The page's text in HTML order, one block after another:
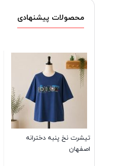
محصولات پیشنهادی
تیشرت نخ پنبه دخترانه
اصفهان